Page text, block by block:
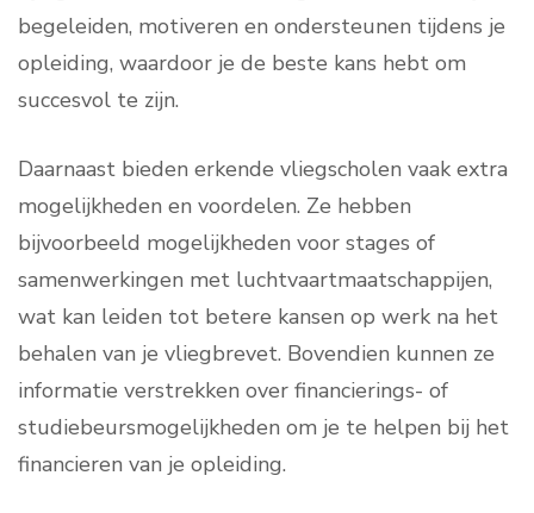
begeleiden, motiveren en ondersteunen tijdens je
opleiding, waardoor je de beste kans hebt om
succesvol te zijn.
Daarnaast bieden erkende vliegscholen vaak extra
mogelijkheden en voordelen. Ze hebben
bijvoorbeeld mogelijkheden voor stages of
samenwerkingen met luchtvaartmaatschappijen,
wat kan leiden tot betere kansen op werk na het
behalen van je vliegbrevet. Bovendien kunnen ze
informatie verstrekken over financierings- of
studiebeursmogelijkheden om je te helpen bij het
financieren van je opleiding.